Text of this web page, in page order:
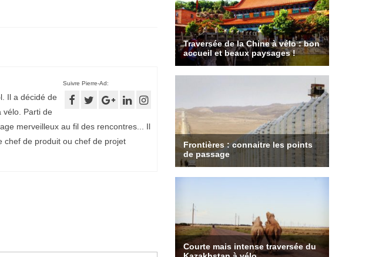
Suivre Pierre-Ad:
Il a décidé de
vélo. Parti de
merveilleux au fil des rencontres... Il
chef de produit ou chef de projet